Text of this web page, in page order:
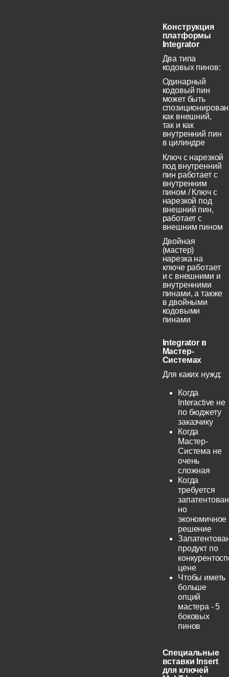
Конструкция
платформы
Integrator
Два типа
кодовых пинов:
Одинарный
кодовый пин
может быть
спозиционирован
как внешний,
так и как
внутренний пин
в цилиндре
Ключ с нарезкой
под внутренний
пин работает с
внутренним
пином / Ключ с
нарезкой под
внешний пин,
работает с
внешним пином
Двойная
(мастер)
нарезка на
ключе работает
и с внешними и
внутренними
пинами, а также
в двойными
кодовыми
пинами
Integrator в
Мастер-
Системах
Для каких нужд:
Когда
Interactive не
по бюджету
заказчику
Когда
Мастер-
Система не
очень
сложная
Когда
требуется
но
экономичное
решение
продукт по
цене
Чтобы иметь
больше
опций
мастера - 5
боковых
пинов
Специальные
вставки Insert
для ключей